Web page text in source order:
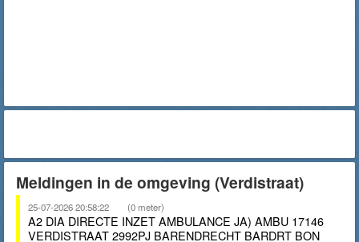
Meldingen in de omgeving (Verdistraat)
25-07-2026 20:58:22 (0 meter)
A2 DIA DIRECTE INZET AMBULANCE JA) AMBU 17146
VERDISTRAAT 2992PJ BARENDRECHT BARDRT BON